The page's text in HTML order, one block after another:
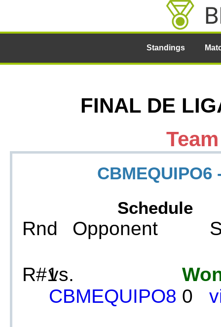
Standings
FINAL DE
Schedule
Rnd Opponent
R#1vs.
CBMEQUIPO8 0